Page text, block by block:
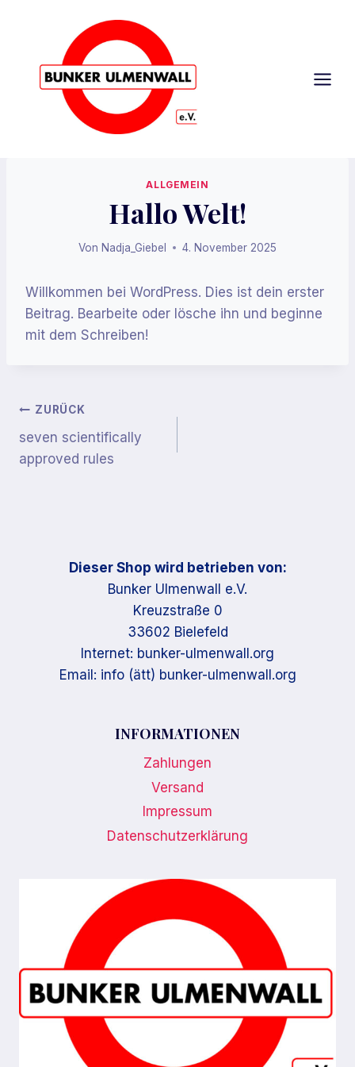
ALLGEMEIN
Hallo Welt!
Von Nadja_Giebel 4. November 2025
Willkommen bei WordPress. Dies ist dein erster
Beitrag. Bearbeite oder lösche ihn und beginne
mit dem Schreiben!
Beitragsnavigation
ZURÜCK
seven scientifically
approved rules
Dieser Shop wird betrieben von:
Bunker Ulmenwall e.V.
Kreuzstraße 0
33602 Bielefeld
Internet: bunker-ulmenwall.org
Email: info (ätt) bunker-ulmenwall.org
INFORMATIONEN
Zahlungen
Versand
Impressum
Datenschutzerklärung